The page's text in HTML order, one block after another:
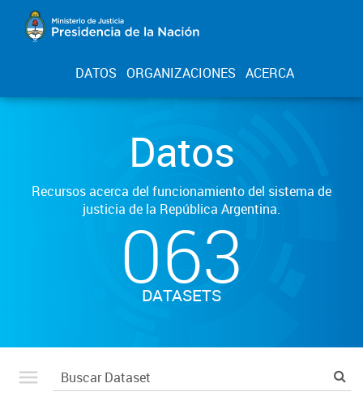
DATOS ORGANIZACIONES ACERCA
Datos
Recursos acerca del funcionamiento del sistema de
justicia de la República Argentina.
063
DATASETS